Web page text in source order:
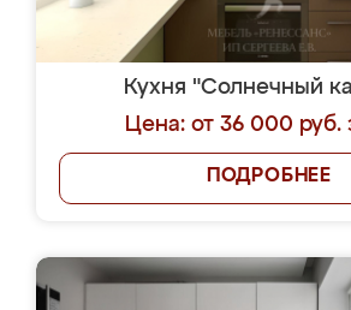
Кухня "Солнечный
Цена: от 36 000 руб.
ПОДРОБНЕЕ